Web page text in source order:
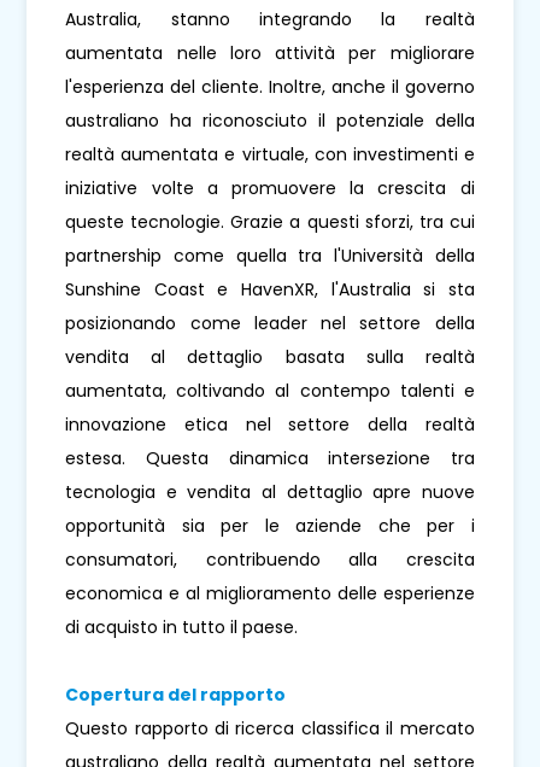
Australia, stanno integrando la realtà
aumentata nelle loro attività per migliorare
l'esperienza del cliente. Inoltre, anche il governo
australiano ha riconosciuto il potenziale della
realtà aumentata e virtuale, con investimenti e
iniziative volte a promuovere la crescita di
queste tecnologie. Grazie a questi sforzi, tra cui
partnership come quella tra l'Università della
Sunshine Coast e HavenXR, l'Australia si sta
posizionando come leader nel settore della
vendita al dettaglio basata sulla realtà
aumentata, coltivando al contempo talenti e
innovazione etica nel settore della realtà
estesa. Questa dinamica intersezione tra
tecnologia e vendita al dettaglio apre nuove
opportunità sia per le aziende che per i
consumatori, contribuendo alla crescita
economica e al miglioramento delle esperienze
di acquisto in tutto il paese.
Copertura del rapporto
Questo rapporto di ricerca classifica il mercato